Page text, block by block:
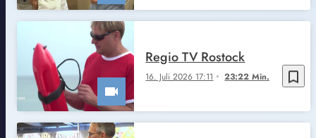
bookmark_border
16. Juli 2026 17:11 23:22 Min.
Regio TV Rostock